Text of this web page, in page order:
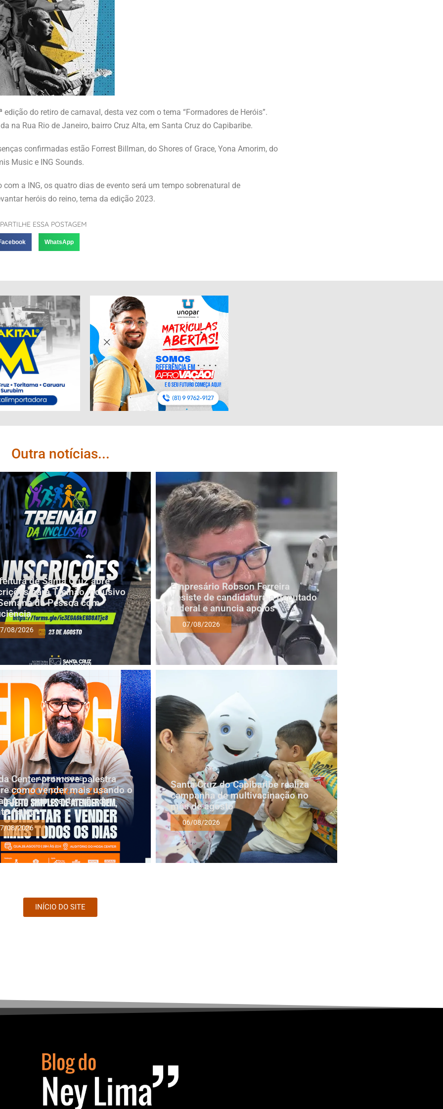
do retiro de carnaval, desta vez com o tema “Formadores de Heróis”.
na Rua Rio de Janeiro, bairro Cruz Alta, em Santa Cruz do Capibaribe.
confirmadas estão Forrest Billman, do Shores of Grace, Yona Amorim, do
Music e ING Sounds.
a ING, os quatro dias de evento será um tempo sobrenatural de
heróis do reino, tema da edição 2023.
ESSA POSTAGEM
WhatsApp
Outra notícias...
de Santa Cruz abre
para Treinão Inclusivo
da Pessoa com
08/2026
Empresário Robson Ferreira
desiste de candidatura a deputado
federal e anuncia apoios
07/08/2026
Center promove palestra
como vender mais usando o
como extensão do
físico
08/2026
Santa Cruz do Capibaribe realiza
campanha de multivacinação no
mês de agosto
06/08/2026
INÍCIO DO SITE